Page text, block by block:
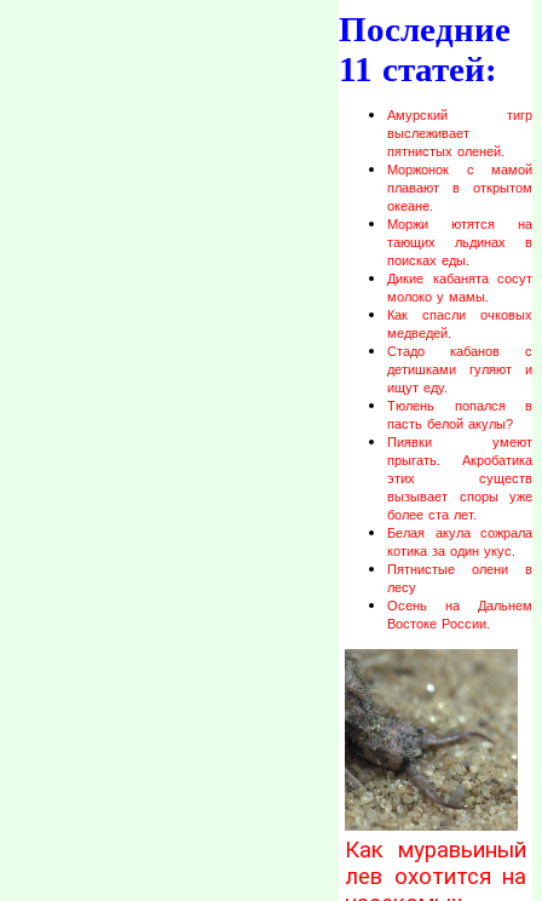
Последние
11 статей:
Амурский тигр
выслеживает
пятнистых оленей.
Моржонок с мамой
плавают в открытом
океане.
Моржи ютятся на
тающих льдинах в
поисках еды.
Дикие кабанята сосут
молоко у мамы.
Как спасли очковых
медведей.
Стадо кабанов с
детишками гуляют и
ищут еду.
Тюлень попался в
пасть белой акулы?
Пиявки умеют
прыгать. Акробатика
этих существ
вызывает споры уже
более ста лет.
Белая акула сожрала
котика за один укус.
Пятнистые олени в
лесу
Осень на Дальнем
Востоке России.
Как муравьиный
лев охотится на